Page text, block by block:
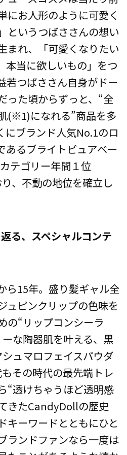
にお人形のように可愛く
というつばささんの想い
まれ、「可愛くなりたい
本当に欲しいもの」をつ
若つばささん自身がドー
った頃からずっと、“全
(※1)になれる”商品を多
にブランド人気No.1のロ
あるブライトピュアベー
テゴリー年間１位
、不動の地位を確立し
る、スペシャルコンテ
ら15年。盛り髪ギャル全
ュピンクリップの色味を
の“リップコンシーラ
な陶器肌を叶える、黒
ュマロフェイスパウダ
その時代の最先端トレ
“透けちゃうほど透明感
きたCandyDollの歴史
キーワードとともにひと
ランドファンなら一度は